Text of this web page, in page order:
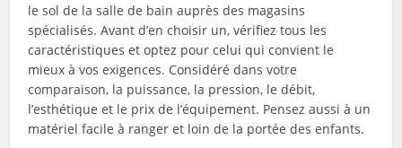
le sol de la salle de bain auprès des magasins
spécialisés. Avant d’en choisir un, vérifiez tous les
caractéristiques et optez pour celui qui convient le
mieux à vos exigences. Considéré dans votre
comparaison, la puissance, la pression, le débit,
l’esthétique et le prix de l’équipement. Pensez aussi à un
matériel facile à ranger et loin de la portée des enfants.